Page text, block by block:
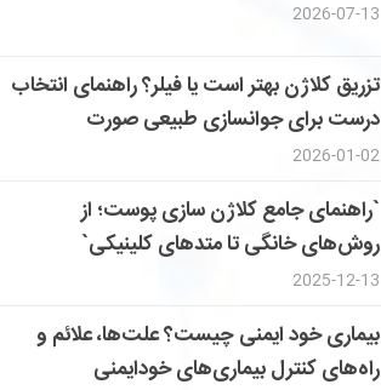
2026-07-13
تزریق کلاژن بهتر است یا فیلر؟ راهنمای انتخاب
درست برای جوانسازی طبیعی صورت
2026-01-02
`راهنمای جامع کلاژن سازی پوست؛ از
روش‌های خانگی تا متدهای کلینیکی`
2025-12-13
بیماری خود ایمنی چیست؟ علت‌ها، علائم و
راه‌های کنترل بیماری‌های خودایمنی